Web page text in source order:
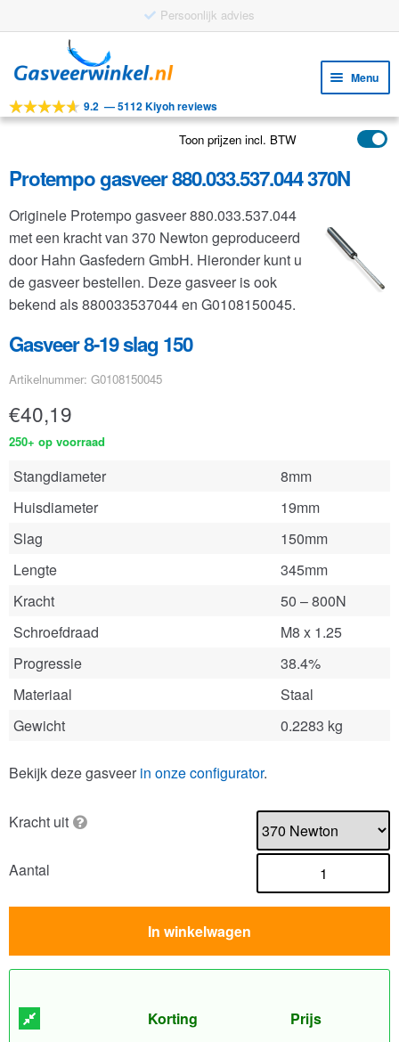
Gratis verzending vanaf €25
door
navigatie
naar
inhoud
Menu
Tools
Toepassingen
Klantenservice
FAQ
9.2 —5112 Kiyoh reviews
Toon prijzen incl. BTW
Protempo gasveer 880.033.537.044 370N
Originele Protempo gasveer 880.033.537.044
met een kracht van 370 Newton geproduceerd
door Hahn Gasfedern GmbH. Hieronder kunt u
de gasveer bestellen. Deze gasveer is ook
bekend als 880033537044 en G0108150045.
Gasveer 8-19 slag 150
Artikelnummer: G0108150045
€40,19
250+ op voorraad
Stangdiameter
8mm
Huisdiameter
19mm
Slag
150mm
Lengte
345mm
Kracht
50 – 800N
Schroefdraad
M8 x 1.25
Progressie
38.4%
Materiaal
Staal
Gewicht
0.2283 kg
Bekijk deze gasveer in onze configurator.
Kracht uit
Aantal
In winkelwagen
Korting Prijs